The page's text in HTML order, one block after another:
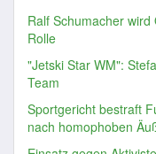
Ralf Schumacher
Rolle
"Jetski Star WM":
Team
Sportgericht bestraft
nach homophoben